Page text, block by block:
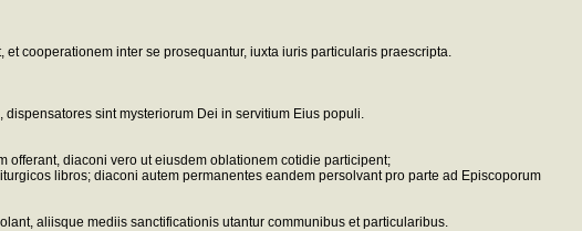
cooperationem inter se prosequantur, iuxta iuris particularis praescripta.
sint mysteriorum Dei in servitium Eius populi.
offerant, diaconi vero ut eiusdem oblationem cotidie participent;
libros; diaconi autem permanentes eandem persolvant pro parte ad Episcoporum
aliisque mediis sanctificationis utantur communibus et particularibus.